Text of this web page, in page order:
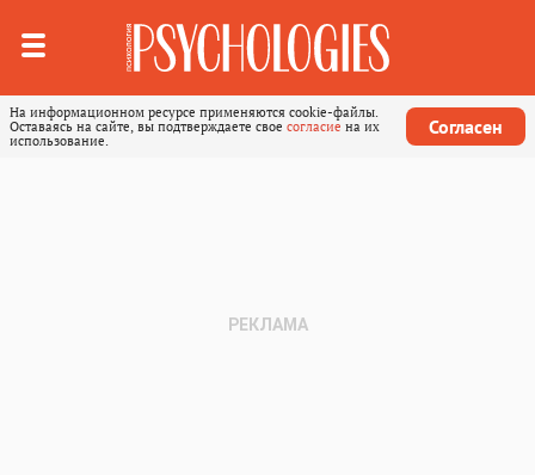
На информационном ресурсе применяются cookie-файлы.
Оставаясь на сайте, вы подтверждаете свое согласие на их
использование.
Согласен